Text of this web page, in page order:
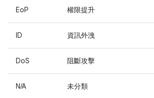
EoP 權限提升
ID 資訊外洩
DoS 阻斷攻擊
N/A 未分類